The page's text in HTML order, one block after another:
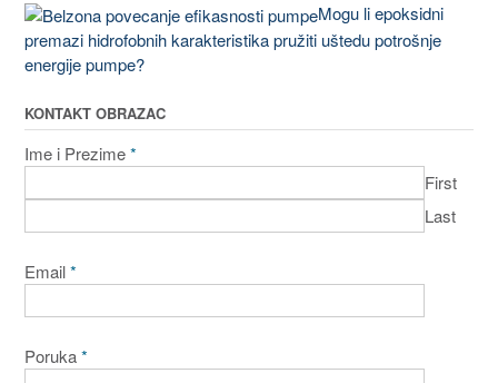
Mogu li epoksidni
premazi hidrofobnih karakteristika pružiti uštedu potrošnje
energije pumpe?
KONTAKT OBRAZAC
Ime i Prezime*
First
Last
Email*
Poruka*